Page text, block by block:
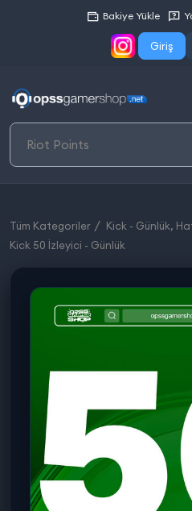
Bakiye Yükle
Giriş
Tüm Kategoriler
Kick - Günlük,
Kick 50 İzleyici - Günlük